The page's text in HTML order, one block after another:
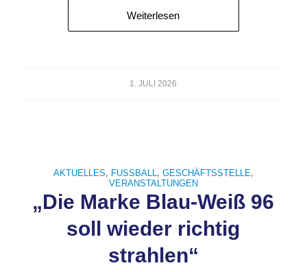
Weiterlesen
1. JULI 2026
AKTUELLES, FUSSBALL , GESCHÄFTSSTELLE,
VERANSTALTUNGEN
„Die Marke Blau-Weiß 96
soll wieder richtig
strahlen“